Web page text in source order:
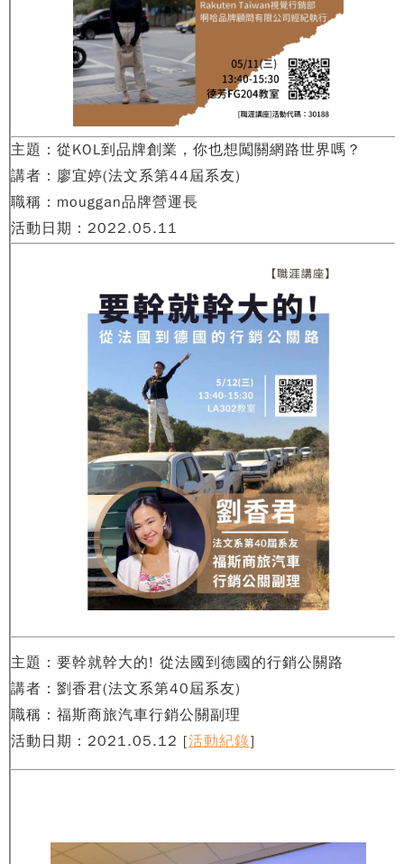
主題：從KOL到品牌創業，你也想闖關網路世界嗎？
講者：廖宜婷(法文系第44屆系友)
職稱：mouggan品牌營運長
活動日期：2022.05.11
主題：要幹就幹大的! 從法國到德國的行銷公關路
講者：劉香君(法文系第40屆系友)
職稱：福斯商旅汽車行銷公關副理
活動日期：2021.05.12 [活動紀錄]